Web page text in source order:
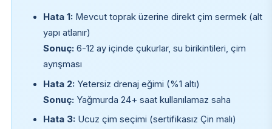
Hata 1: Mevcut toprak üzerine direkt çim sermek (alt
yapı atlanır)
Sonuç: 6-12 ay içinde çukurlar, su birikintileri, çim
ayrışması
Hata 2: Yetersiz drenaj eğimi (%1 altı)
Sonuç: Yağmurda 24+ saat kullanılamaz saha
Hata 3: Ucuz çim seçimi (sertifikasız Çin malı)